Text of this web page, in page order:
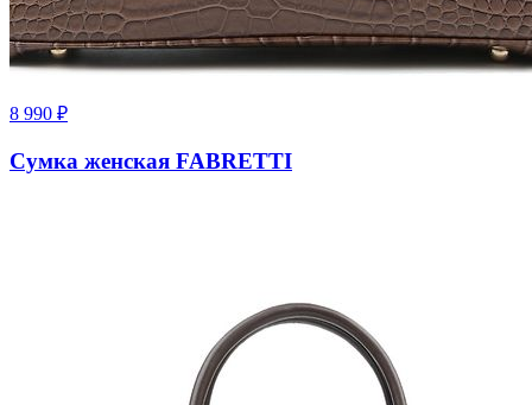
8 990 ₽
Сумка женская FABRETTI